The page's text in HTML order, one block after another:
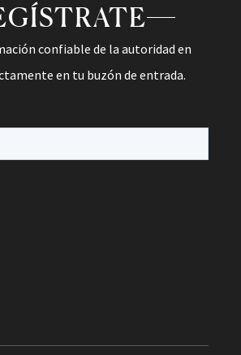
confiable de la autoridad en
en tu buzón de entrada.